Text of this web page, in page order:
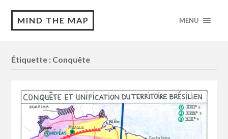
MIND THE MAP MENU
Étiquette : Conquête